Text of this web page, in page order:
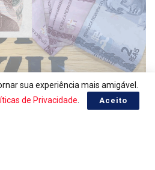
EM REAL
sua experiência mais amigável.
de Privacidade Aceito